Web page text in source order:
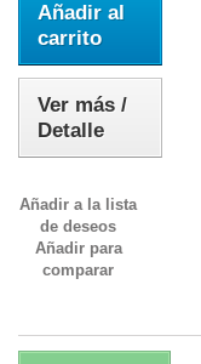
Añadir al
carrito
Ver más /
Detalle
Añadir a la lista
de deseos
Añadir para
comparar